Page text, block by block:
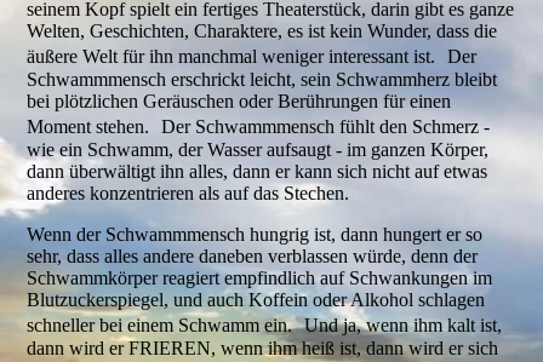
seinem Kopf spielt ein fertiges Theaterstück, darin gibt es ganze
Welten, Geschichten, Charaktere, es ist kein Wunder, dass die
äußere Welt für ihn manchmal weniger interessant ist. Der
Schwammmensch erschrickt leicht, sein Schwammherz bleibt
bei plötzlichen Geräuschen oder Berührungen für einen
Moment stehen. Der Schwammmensch fühlt den Schmerz -
wie ein Schwamm, der Wasser aufsaugt - im ganzen Körper,
dann überwältigt ihn alles, dann er kann sich nicht auf etwas
anderes konzentrieren als auf das Stechen.
Wenn der Schwammmensch hungrig ist, dann hungert er so
sehr, dass alles andere daneben verblassen würde, denn der
Schwammkörper reagiert empfindlich auf Schwankungen im
Blutzuckerspiegel, und auch Koffein oder Alkohol schlagen
schneller bei einem Schwamm ein. Und ja, wenn ihm kalt ist,
dann wird er FRIEREN, wenn ihm heiß ist, dann wird er sich